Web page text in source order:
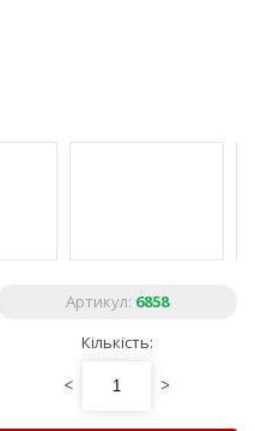
Артикул: 6858
Кількість:
< >